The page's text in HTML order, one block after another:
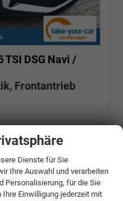
TSI DSG Navi /
Frontantrieb
Dienste für Sie
Ihre Auswahl und verarbeiten
Personalisierung, für die Sie
Ihre Einwilligung jederzeit mit